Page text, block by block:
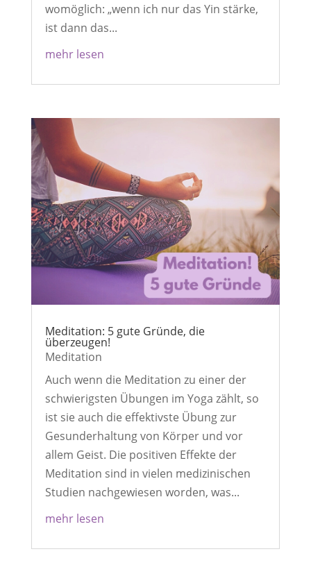
womöglich: „wenn ich nur das Yin stärke,
ist dann das...
mehr lesen
Meditation: 5 gute Gründe, die
überzeugen!
Meditation
Auch wenn die Meditation zu einer der
schwierigsten Übungen im Yoga zählt, so
ist sie auch die effektivste Übung zur
Gesunderhaltung von Körper und vor
allem Geist. Die positiven Effekte der
Meditation sind in vielen medizinischen
Studien nachgewiesen worden, was...
mehr lesen